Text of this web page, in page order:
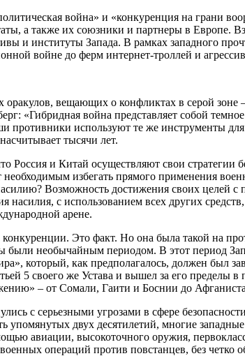
война» и «конкуренция на грани
а также их союзники и партнеры в Европе.
и институты Запада. В рамках западного
войне до ферм интернет-троллей и
оракулов, вещающих о конфликтах в серой
«Гибридная война представляет собой
противники используют те же инструменты
тысячи лет.
Россия и Китай осуществляют свои
избегать прямого применения
Возможность достижения своих
насилия, с использованием всех других
арене.
Это факт. Но она была такой на
были необычайным периодом. В этот период
который, как предполагалось, должен был
5 своего же Устава и вышел за его пределы
– от Сомали, Гаити и Боснии до
с серьезными угрозами в сфере
упомянутых двух десятилетий, многие
авиации, высокоточного оружия,
операций против повстанцев, без